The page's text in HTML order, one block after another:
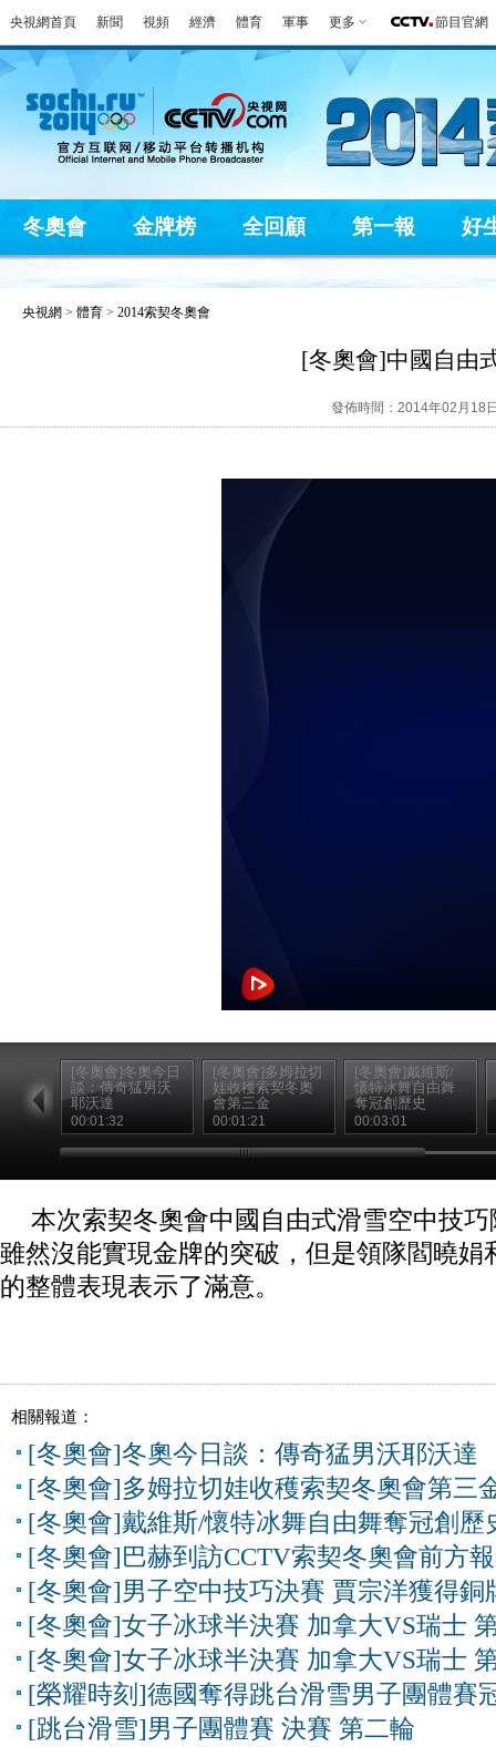
央視網首頁 新聞 視頻 經濟 體育 軍事 更多 節目官網
冬奧會 金牌榜 全回顧 第一報 好
央視網 > 體育 > 2014索契冬奧會
[冬奧會]中國自由
發佈時間：2014年02月18
[冬奧會]冬奧今日
談：傳奇猛男沃
耶沃達
00:01:32
[冬奧會]多姆拉切
娃收穫索契冬奧
會第三金
00:01:21
[冬奧會]戴維斯/
懷特冰舞自由舞
奪冠創歷史
00:03:01
本次索契冬奧會中國自由式滑雪空中技
雖然沒能實現金牌的突破，但是領隊閻曉娟
的整體表現表示了滿意。
相關報道：
[冬奧會]冬奧今日談：傳奇猛男沃耶沃達
[冬奧會]多姆拉切娃收穫索契冬奧會第三
[冬奧會]戴維斯/懷特冰舞自由舞奪冠創歷
[冬奧會]巴赫到訪CCTV索契冬奧會前方
[冬奧會]男子空中技巧決賽 賈宗洋獲得銅
[冬奧會]女子冰球半決賽 加拿大VS瑞士
[冬奧會]女子冰球半決賽 加拿大VS瑞士
[榮耀時刻]德國奪得跳台滑雪男子團體賽
[跳台滑雪]男子團體賽 決賽 第二輪